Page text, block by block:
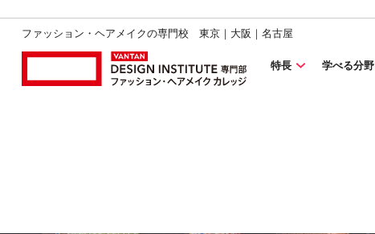
ファッション・ヘアメイクの専門校 東京｜大阪｜名古屋
特長 学べる分野